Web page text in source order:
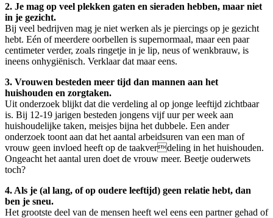
2. Je mag op veel plekken gaten en sieraden hebben, maar niet
in je gezicht.
Bij veel bedrijven mag je niet werken als je piercings op je gezicht
hebt. Eén of meerdere oorbellen is supernormaal, maar een paar
centimeter verder, zoals ringetje in je lip, neus of wenkbrauw, is
ineens onhygiënisch. Verklaar dat maar eens.
3. Vrouwen besteden meer tijd dan mannen aan het
huishouden en zorgtaken.
Uit onderzoek blijkt dat die verdeling al op jonge leeftijd zichtbaar
is. Bij 12-19 jarigen besteden jongens vijf uur per week aan
huishoudelijke taken, meisjes bijna het dubbele. Een ander
onderzoek toont aan dat het aantal arbeidsuren van een man of
vrouw geen invloed heeft op de taakverdeling in het huishouden.
Ongeacht het aantal uren doet de vrouw meer. Beetje ouderwets
toch?
4. Als je (al lang, of op oudere leeftijd) geen relatie hebt, dan
ben je sneu.
Het grootste deel van de mensen heeft wel eens een partner gehad of